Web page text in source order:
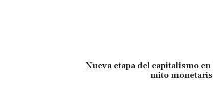
Nueva etapa del capitalismo
mito